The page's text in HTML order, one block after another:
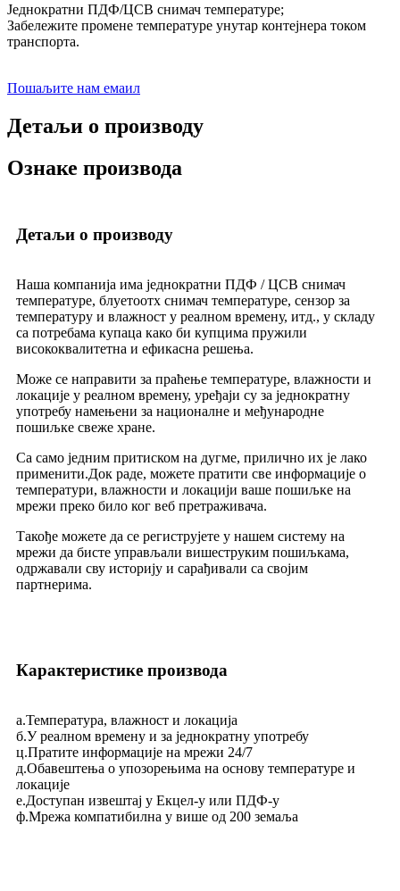
Једнократни ПДФ/ЦСВ снимач температуре;
Забележите промене температуре унутар контејнера током
транспорта.
Пошаљите нам емаил
Детаљи о производу
Ознаке производа
Детаљи о производу
Наша компанија има једнократни ПДФ / ЦСВ снимач
температуре, блуетоотх снимач температуре, сензор за
температуру и влажност у реалном времену, итд., у складу
са потребама купаца како би купцима пружили
висококвалитетна и ефикасна решења.
Може се направити за праћење температуре, влажности и
локације у реалном времену, уређаји су за једнократну
употребу намењени за националне и међународне
пошиљке свеже хране.
Са само једним притиском на дугме, прилично их је лако
применити.Док раде, можете пратити све информације о
температури, влажности и локацији ваше пошиљке на
мрежи преко било ког веб претраживача.
Такође можете да се региструјете у нашем систему на
мрежи да бисте управљали вишеструким пошиљкама,
одржавали сву историју и сарађивали са својим
партнерима.
Карактеристике производа
а.Температура, влажност и локација
б.У реалном времену и за једнократну употребу
ц.Пратите информације на мрежи 24/7
д.Обавештења о упозорењима на основу температуре и
локације
е.Доступан извештај у Екцел-у или ПДФ-у
ф.Мрежа компатибилна у више од 200 земаља